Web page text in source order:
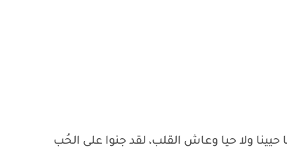
ولا حيا وعاش القلب، لقد جنوا على الحُب